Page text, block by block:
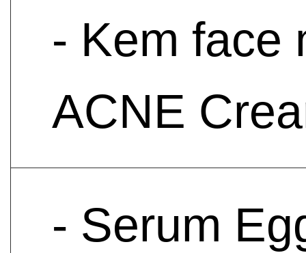
- Kem face
ACNE
- Serum